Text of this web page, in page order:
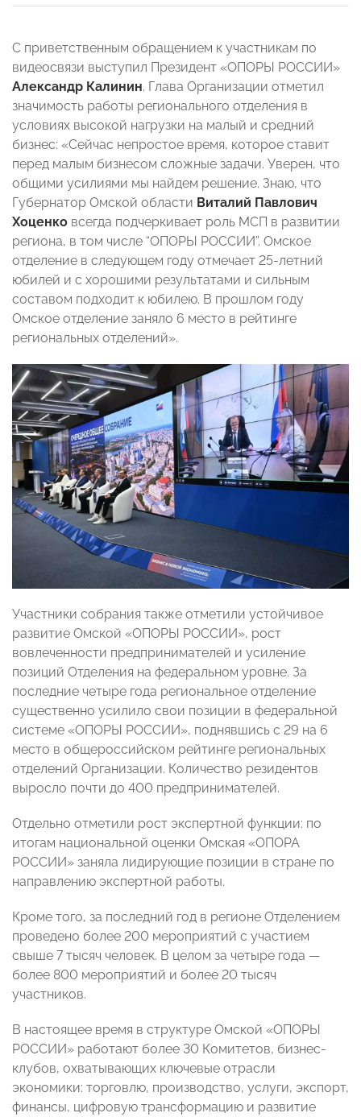
С приветственным обращением к участникам по
видеосвязи выступил Президент «ОПОРЫ РОССИИ»
Александр Калинин. Глава Организации отметил
значимость работы регионального отделения в
условиях высокой нагрузки на малый и средний
бизнес: «Сейчас непростое время, которое ставит
перед малым бизнесом сложные задачи. Уверен, что
общими усилиями мы найдем решение. Знаю, что
Губернатор Омской области Виталий Павлович
Хоценко всегда подчеркивает роль МСП в развитии
региона, в том числе “ОПОРЫ РОССИИ”. Омское
отделение в следующем году отмечает 25-летний
юбилей и с хорошими результатами и сильным
составом подходит к юбилею. В прошлом году
Омское отделение заняло 6 место в рейтинге
региональных отделений».
Участники собрания также отметили устойчивое
развитие Омской «ОПОРЫ РОССИИ», рост
вовлеченности предпринимателей и усиление
позиций Отделения на федеральном уровне. За
последние четыре года региональное отделение
существенно усилило свои позиции в федеральной
системе «ОПОРЫ РОССИИ», поднявшись с 29 на 6
место в общероссийском рейтинге региональных
отделений Организации. Количество резидентов
выросло почти до 400 предпринимателей.
Отдельно отметили рост экспертной функции: по
итогам национальной оценки Омская «ОПОРА
РОССИИ» заняла лидирующие позиции в стране по
направлению экспертной работы.
Кроме того, за последний год в регионе Отделением
проведено более 200 мероприятий с участием
свыше 7 тысяч человек. В целом за четыре года —
более 800 мероприятий и более 20 тысяч
участников.
В настоящее время в структуре Омской «ОПОРЫ
РОССИИ» работают более 30 Комитетов, бизнес-
клубов, охватывающих ключевые отрасли
экономики: торговлю, производство, услуги, экспорт,
финансы, цифровую трансформацию и развитие